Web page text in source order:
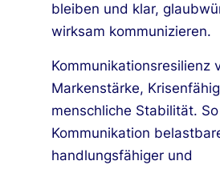
bleiben und klar,
wirksam kommunizieren.
Kommunikationsresilienz
Markenstärke,
menschliche Stabilität.
Kommunikation
handlungsfähiger und